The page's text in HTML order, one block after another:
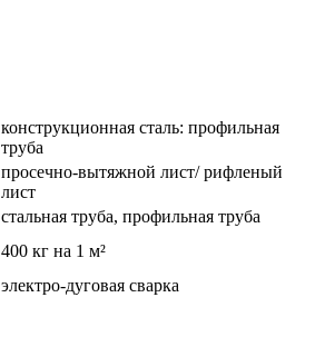
конструкционная сталь: профильная
труба
просечно-вытяжной лист/ рифленый
лист
стальная труба, профильная труба
400 кг на 1 м²
электро-дуговая сварка